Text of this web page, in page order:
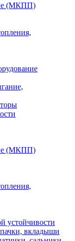
(МКПП)
(МКПП)
устойчивости
вкладыши